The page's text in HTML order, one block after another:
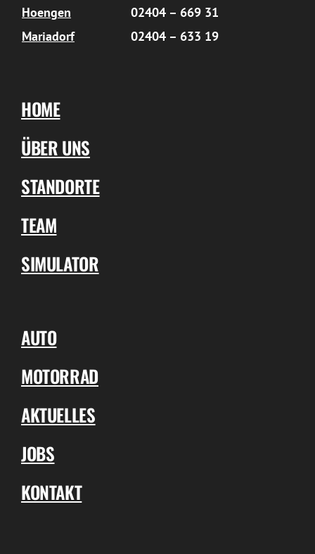
Hoengen
02404 – 669 31
Mariadorf
02404 – 633 19
HOME
ÜBER UNS
STANDORTE
TEAM
SIMULATOR
AUTO
MOTORRAD
AKTUELLES
JOBS
KONTAKT